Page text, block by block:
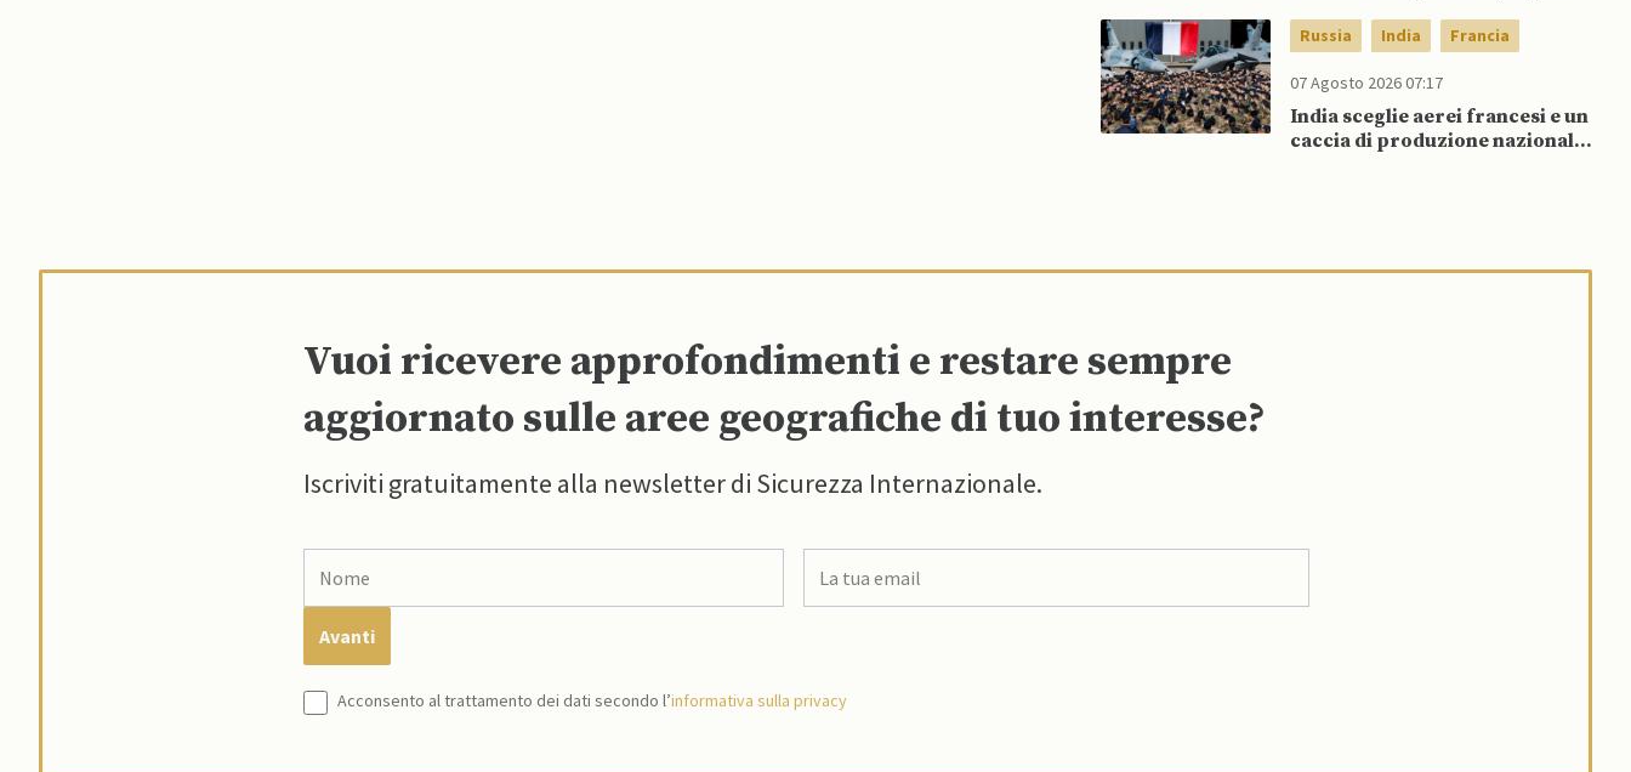
morti e 23 feriti
Russia India Francia
07 Agosto 2026 07:17
India sceglie aerei francesi e un
caccia di produzione nazionale,
Vuoi ricevere approfondimenti e restare sempre
aggiornato sulle aree geografiche di tuo interesse?
Iscriviti gratuitamente alla newsletter di Sicurezza Internazionale.
Acconsento al trattamento dei dati secondo l’informativa sulla privacy